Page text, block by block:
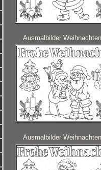
Ausmalbilder
Ausmalbilder